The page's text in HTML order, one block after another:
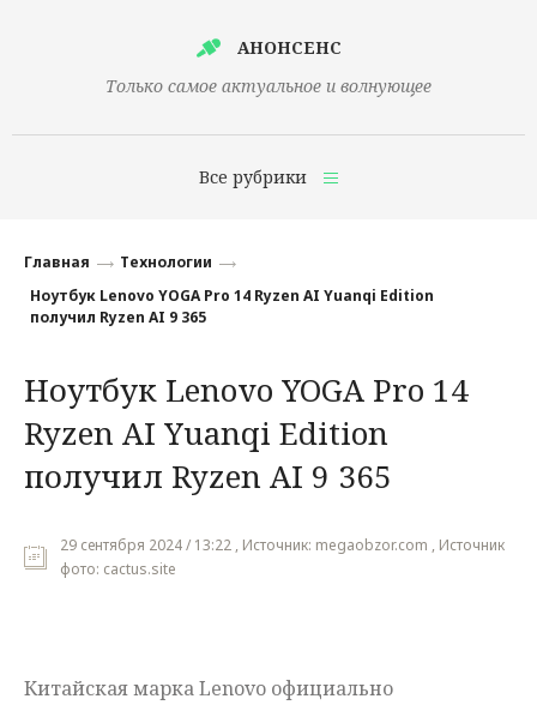
АНОНСЕНС
Только самое актуальное и волнующее
Все рубрики
Финансы
Наука
Культура
Общество
Мнения
Главная
Технологии
Ноутбук Lenovo YOGA Pro 14 Ryzen AI Yuanqi Edition
получил Ryzen AI 9 365
Ноутбук Lenovo YOGA Pro 14
Ryzen AI Yuanqi Edition
получил Ryzen AI 9 365
29 сентября 2024 / 13:22 , Источник: megaobzor.com , Источник
фото: cactus.site
Китайская марка Lenovo официально